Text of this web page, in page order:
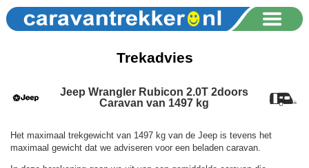
Trekadvies
Jeep Wrangler Rubicon 2.0T 2doors
Caravan van 1497 kg
Het maximaal trekgewicht van 1497 kg van de Jeep is tevens het
maximaal gewicht dat we adviseren voor een beladen caravan.